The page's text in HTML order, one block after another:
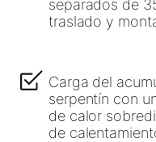
separados de
traslado y
Carga del
serpentín con
de calor
de